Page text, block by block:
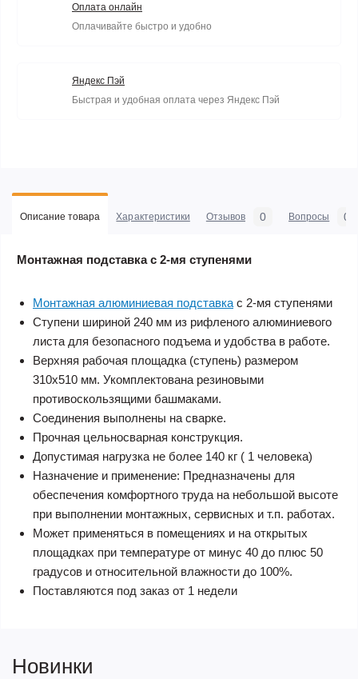
Оплата онлайн
Оплачивайте быстро и удобно
Яндекс Пэй
Быстрая и удобная оплата через Яндекс Пэй
Описание товара Характеристики Отзывов 0 Вопросы 0
Монтажная подставка с 2-мя ступенями
Монтажная алюминиевая подставка с 2-мя ступенями
Ступени шириной 240 мм из рифленого алюминиевого
листа для безопасного подъема и удобства в работе.
Верхняя рабочая площадка (ступень) размером
310х510 мм. Укомплектована резиновыми
противоскользящими башмаками.
Соединения выполнены на сварке.
Прочная цельносварная конструкция.
Допустимая нагрузка не более 140 кг ( 1 человека)
Назначение и применение: Предназначены для
обеспечения комфортного труда на небольшой высоте
при выполнении монтажных, сервисных и т.п. работах.
Может применяться в помещениях и на открытых
площадках при температуре от минус 40 до плюс 50
градусов и относительной влажности до 100%.
Поставляются под заказ от 1 недели
Новинки